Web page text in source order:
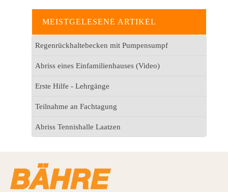
MEISTGELESENE ARTIKEL
Regenrückhaltebecken mit Pumpensumpf
Abriss eines Einfamilienhauses (Video)
Erste Hilfe - Lehrgänge
Teilnahme an Fachtagung
Abriss Tennishalle Laatzen